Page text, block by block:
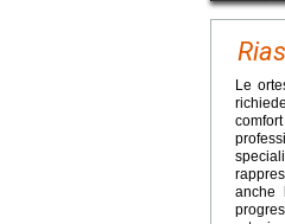
Le
anche